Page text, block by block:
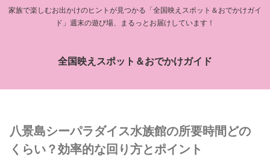
家族で楽しむお出かけのヒントが見つかる「全国映えスポット＆おでかけガイ
ド」週末の遊び場、まるっとお届けしています！
全国映えスポット＆おでかけガイド
八景島シーパラダイス水族館の所要時間どの
くらい？効率的な回り方とポイント